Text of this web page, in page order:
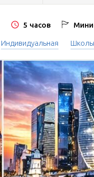
5 часов
Индивидуальная